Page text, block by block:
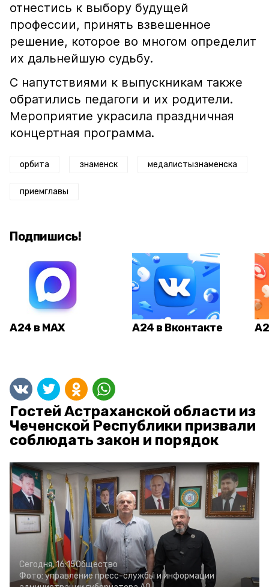
отнестись к выбору будущей
профессии, принять взвешенное
решение, которое во многом определит
их дальнейшую судьбу.
С напутствиями к выпускникам также
обратились педагоги и их родители.
Мероприятие украсила праздничная
концертная программа.
орбита знаменск медалистызнаменска
приемглавы
Подпишись!
А24 в MAX А24 в Вконтакте
Гостей Астраханской области из
Чеченской Республики призвали
соблюдать закон и порядок
Сегодня, 16:15Общество
Фото: управление пресс-службы и информации